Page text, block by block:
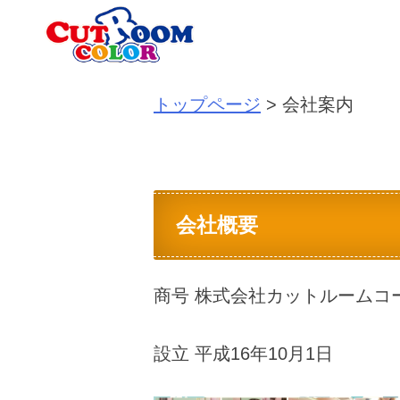
トップページ > 会社案内
会社概要
商号 株式会社カットルームコ
設立 平成16年10月1日